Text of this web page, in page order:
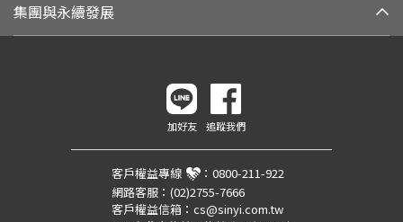
集團與永續發展
加好友 追蹤我們
客戶權益專線 ： 0800-211-922
網路客服： (02)2755-7666
客戶權益信箱： cs@sinyi.com.tw